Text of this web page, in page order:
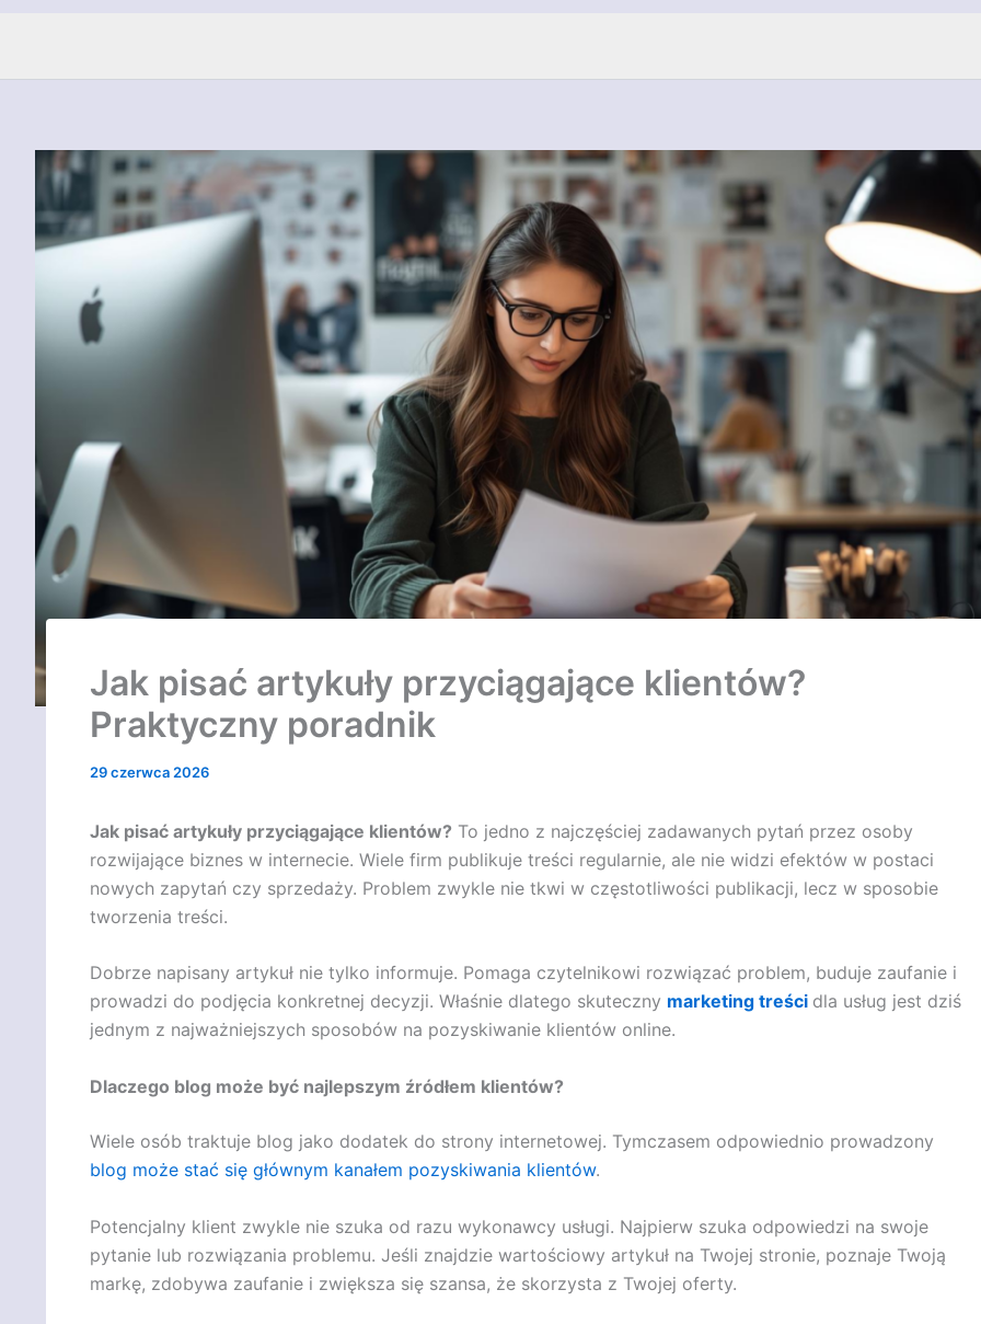
Jak pisać artykuły przyciągające klientów?
Praktyczny poradnik
29 czerwca 2026
Jak pisać artykuły przyciągające klientów? To jedno z najczęściej zadawanych pytań przez osoby
rozwijające biznes w internecie. Wiele firm publikuje treści regularnie, ale nie widzi efektów w postaci
nowych zapytań czy sprzedaży. Problem zwykle nie tkwi w częstotliwości publikacji, lecz w sposobie
tworzenia treści.
Dobrze napisany artykuł nie tylko informuje. Pomaga czytelnikowi rozwiązać problem, buduje zaufanie i
prowadzi do podjęcia konkretnej decyzji. Właśnie dlatego skuteczny marketing treści dla usług jest dziś
jednym z najważniejszych sposobów na pozyskiwanie klientów online.
Dlaczego blog może być najlepszym źródłem klientów?
Wiele osób traktuje blog jako dodatek do strony internetowej. Tymczasem odpowiednio prowadzony
blog może stać się głównym kanałem pozyskiwania klientów.
Potencjalny klient zwykle nie szuka od razu wykonawcy usługi. Najpierw szuka odpowiedzi na swoje
pytanie lub rozwiązania problemu. Jeśli znajdzie wartościowy artykuł na Twojej stronie, poznaje Twoją
markę, zdobywa zaufanie i zwiększa się szansa, że skorzysta z Twojej oferty.